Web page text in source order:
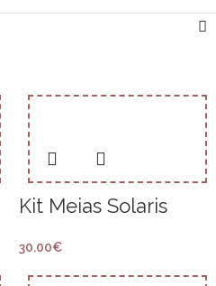
Kit Meias Solaris
30.00€